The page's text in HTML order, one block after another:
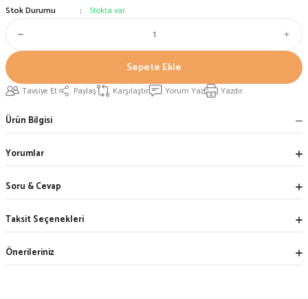
Stok Durumu
Stokta var
Sepete Ekle
Tavsiye Et Paylaş Karşılaştır Yorum Yaz Yazdır
Ürün Bilgisi
Yorumlar
Soru & Cevap
Taksit Seçenekleri
Önerileriniz